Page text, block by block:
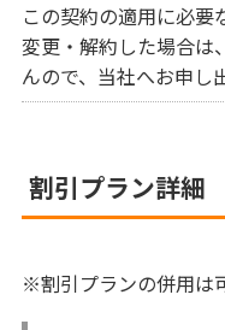
この契約の適用に必要
変更・解約した場合は
んので、当社へお申し
割引プラン詳細
※割引プランの併用は